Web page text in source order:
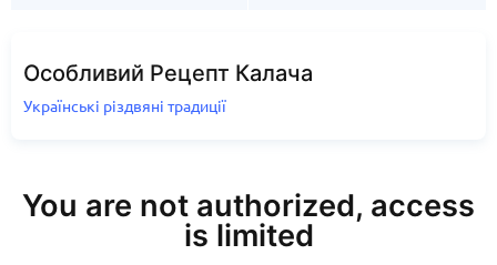
Особливий Рецепт Калача
Українські різдвяні традиції
You are not authorized, access
is limited